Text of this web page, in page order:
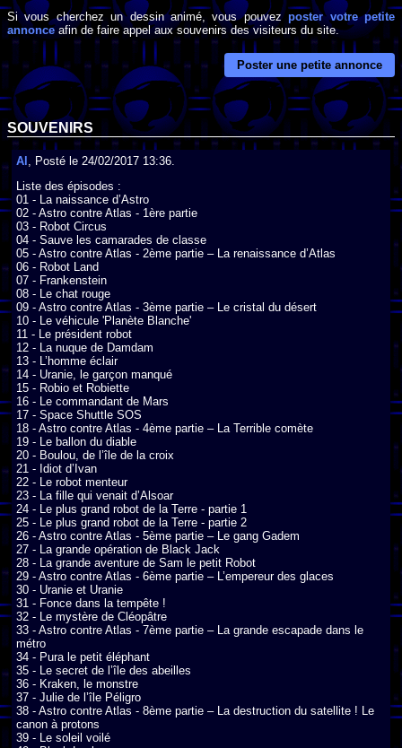
Si vous cherchez un dessin animé, vous pouvezposter votre petite
annonceafin de faire appel aux souvenirs des visiteurs du site.
Poster une petite annonce
SOUVENIRS
Al , Posté le 24/02/2017 13:36.
Liste des épisodes :
01 - La naissance d’Astro
02 - Astro contre Atlas - 1ère partie
03 - Robot Circus
04 - Sauve les camarades de classe
05 - Astro contre Atlas - 2ème partie – La renaissance d’Atlas
06 - Robot Land
07 - Frankenstein
08 - Le chat rouge
09 - Astro contre Atlas - 3ème partie – Le cristal du désert
10 - Le véhicule 'Planète Blanche'
11 - Le président robot
12 - La nuque de Damdam
13 - L’homme éclair
14 - Uranie, le garçon manqué
15 - Robio et Robiette
16 - Le commandant de Mars
17 - Space Shuttle SOS
18 - Astro contre Atlas - 4ème partie – La Terrible comète
19 - Le ballon du diable
20 - Boulou, de l’île de la croix
21 - Idiot d’Ivan
22 - Le robot menteur
23 - La fille qui venait d’Alsoar
24 - Le plus grand robot de la Terre - partie 1
25 - Le plus grand robot de la Terre - partie 2
26 - Astro contre Atlas - 5ème partie – Le gang Gadem
27 - La grande opération de Black Jack
28 - La grande aventure de Sam le petit Robot
29 - Astro contre Atlas - 6ème partie – L’empereur des glaces
30 - Uranie et Uranie
31 - Fonce dans la tempête !
32 - Le mystère de Cléopâtre
33 - Astro contre Atlas - 7ème partie – La grande escapade dans le
métro
34 - Pura le petit éléphant
35 - Le secret de l’île des abeilles
36 - Kraken, le monstre
37 - Julie de l’île Péligro
38 - Astro contre Atlas - 8ème partie – La destruction du satellite ! Le
canon à protons
39 - Le soleil voilé